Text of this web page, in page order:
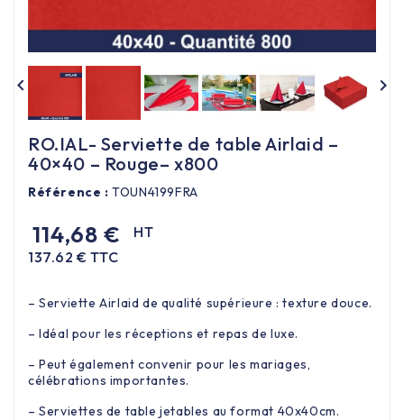
 
RO.IAL- Serviette de table Airlaid –
40×40 – Rouge– x800
Référence : TOUN4199FRA
114,68 €
HT
137.62 € TTC
– Serviette Airlaid de qualité supérieure : texture douce.
– Idéal pour les réceptions et repas de luxe.
– Peut également convenir pour les mariages,
célébrations importantes.
– Serviettes de table jetables au format 40x40cm.